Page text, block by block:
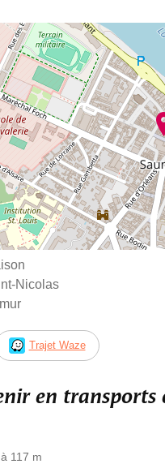
Nicolas
Trajet Waze
en transports
117 m